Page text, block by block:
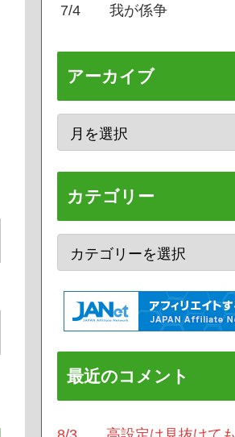
7/4 我が係争
アーカイブ
カテゴリー
最近のコメント